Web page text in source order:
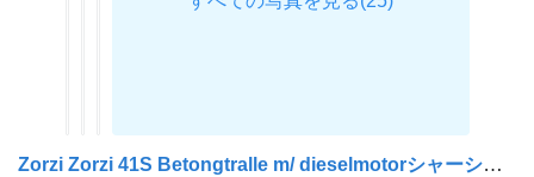
Zorzi Zorzi 41S Betongtralle m/ dieselmotorシャーシのIMER Group